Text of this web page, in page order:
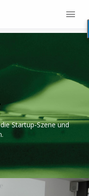
Startup-Szene und